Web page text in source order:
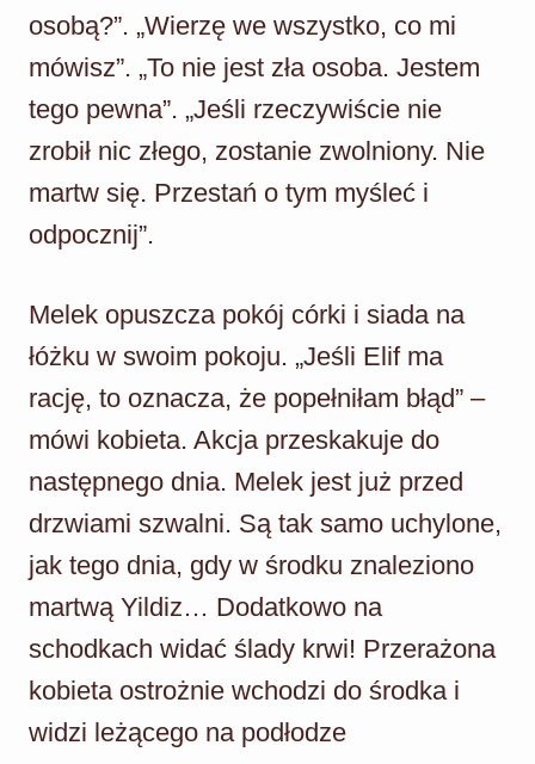
osobą?”. „Wierzę we wszystko, co mi
mówisz”. „To nie jest zła osoba. Jestem
tego pewna”. „Jeśli rzeczywiście nie
zrobił nic złego, zostanie zwolniony. Nie
martw się. Przestań o tym myśleć i
odpocznij”.
Melek opuszcza pokój córki i siada na
łóżku w swoim pokoju. „Jeśli Elif ma
rację, to oznacza, że popełniłam błąd” –
mówi kobieta. Akcja przeskakuje do
następnego dnia. Melek jest już przed
drzwiami szwalni. Są tak samo uchylone,
jak tego dnia, gdy w środku znaleziono
martwą Yildiz… Dodatkowo na
schodkach widać ślady krwi! Przerażona
kobieta ostrożnie wchodzi do środka i
widzi leżącego na podłodze